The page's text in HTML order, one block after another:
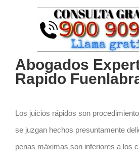
Abogados
Rapido
Los juicios rápidos son
se juzgan hechos presuntamente
penas máximas son inferiores a los